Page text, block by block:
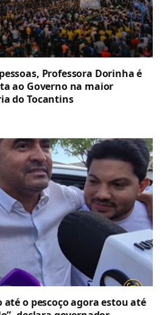
Professora Dorinha é
ao Governo na maior
do Tocantins
até o pescoço agora estou até